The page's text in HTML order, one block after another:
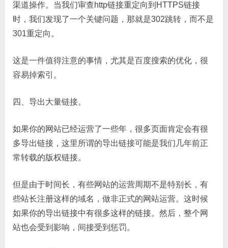
渠道操作。当我们审查http链接重定向到HTTPS链接
时，我们发现了一个关键问题，那就是302跳转，而不是
301重定向。
这是一件值得注意的事情，尤其是百度搜索的优化，很
容易掉索引。
四、导出大量链接。
如果你的网站已经运营了一些年，很多页面肯定会有很
多导出链接，这里所谓的导出链接可能是我们几年前正
常转载的版权链接。
但是由于时间长，有些网站的运营周期不是特别长，有
些站长注册这样的域名，做非正式的网站运营。这时候
如果你的导出链接中有很多这样的链接。然后，整个网
站也会受到影响，间接受到惩罚。